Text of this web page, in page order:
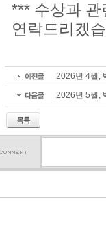
*** 수상과
연락드리겠
2026년 4월,
2026년 5월,